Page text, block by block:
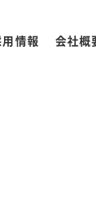
情報 会社概